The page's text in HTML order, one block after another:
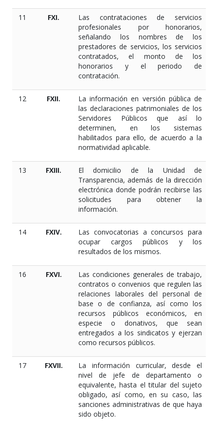
11 FXI.
Las contrataciones de servicios
profesionales por honorarios,
señalando los nombres de los
prestadores de servicios, los servicios
contratados, el monto de los
honorarios y el periodo de
contratación.
12 FXII.
La información en versión pública de
las declaraciones patrimoniales de los
Servidores Públicos que así lo
determinen, en los sistemas
habilitados para ello, de acuerdo a la
normatividad aplicable.
13 FXIII.
El domicilio de la Unidad de
Transparencia, además de la dirección
electrónica donde podrán recibirse las
solicitudes para obtener la
información.
14 FXIV.
Las convocatorias a concursos para
ocupar cargos públicos y los
resultados de los mismos.
16 FXVI.
Las condiciones generales de trabajo,
contratos o convenios que regulen las
relaciones laborales del personal de
base o de confianza, así como los
recursos públicos económicos, en
especie o donativos, que sean
entregados a los sindicatos y ejerzan
como recursos públicos.
17 FXVII.
La información curricular, desde el
nivel de jefe de departamento o
equivalente, hasta el titular del sujeto
obligado, así como, en su caso, las
sanciones administrativas de que haya
sido objeto.